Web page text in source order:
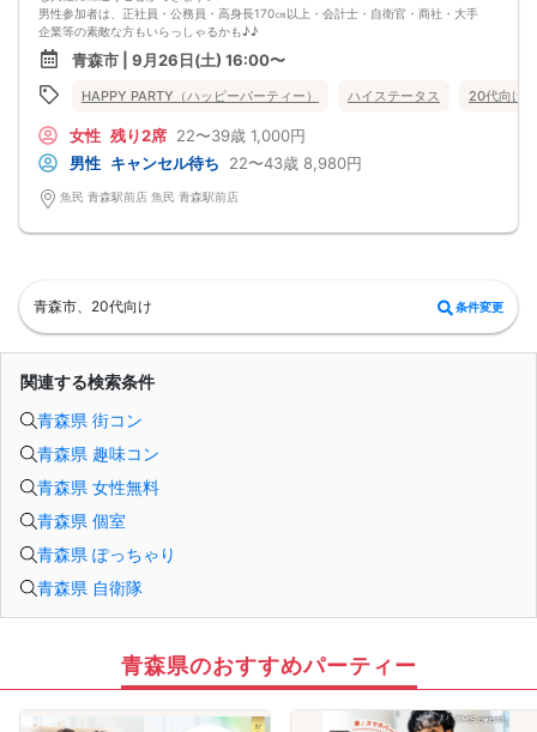
男性参加者は、正社員・公務員・高身長170㎝以上・会計士・自衛官・商社・大手
企業等の素敵な方もいらっしゃるかも♪♪
ゆったりとお話できる空間は、恋活・婚活にピッタリ♪♪
飲食付きなので男女の関係が深まります。素敵な異性と時間を楽しく過ごせます♪
定期的に席替えをして全員の方と交流して頂き、連絡先の交換も自由です♪
お一人様も多数参加されておられますので、ご安心してご参加下さい♪
◇◆◇◆◇◆◇◆◇◆◇◆◇◆◇◆◇◆◇
□受付は開始10分前からとさせて頂きます。
□開催店舗様には『街コンで来ました』とお伝えください。受付まで案内させて
頂きます。
□当日現金支払いの方は受付にて参加費をお支払い下さい。
□最少催行人数が男性2名・女性2名以上からとなっております。
（男女比の調整を行っておりますが、キャンセル等によって変動がある場合がご
ざいます。原則、男女比に関わらず,最少催行人数を下回った場合に限り、「中
止」及び「返金」させて頂きます。）
青森市 | 9月26日(土) 16:00〜
HAPPY PARTY（ハッピーパーティー） ハイステータス 20代向け
女性 残り2席 22〜39歳 1,000円
男性 キャンセル待ち 22〜43歳 8,980円
魚民 青森駅前店 魚民 青森駅前店
青森市、20代向け 条件変更
関連する検索条件
青森県 街コン
青森県 趣味コン
青森県 女性無料
青森県 個室
青森県 ぽっちゃり
青森県 自衛隊
青森県のおすすめパーティー